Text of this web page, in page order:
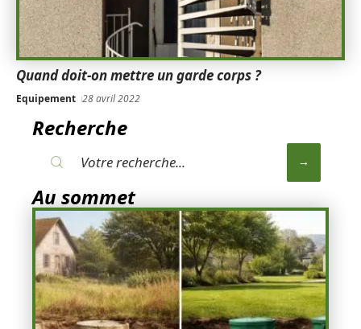
Quand doit-on mettre un garde corps ?
Equipement 28 avril 2022
Recherche
Au sommet